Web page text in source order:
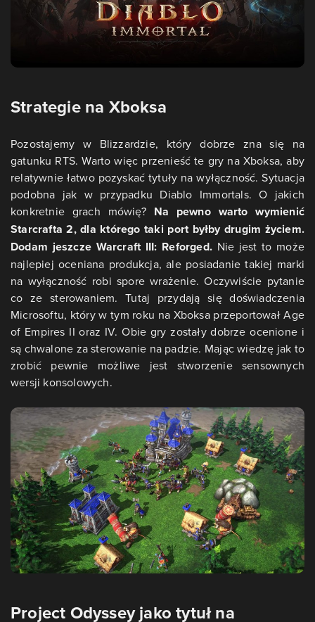
Strategie na Xboksa
Pozostajemy w Blizzardzie, który dobrze zna się na
gatunku RTS. Warto więc przenieść te gry na Xboksa, aby
relatywnie łatwo pozyskać tytuły na wyłączność. Sytuacja
podobna jak w przypadku Diablo Immortals. O jakich
konkretnie grach mówię? Na pewno warto wymienić
Starcrafta 2, dla którego taki port byłby drugim życiem.
Dodam jeszcze Warcraft III: Reforged. Nie jest to może
najlepiej oceniana produkcja, ale posiadanie takiej marki
na wyłączność robi spore wrażenie. Oczywiście pytanie
co ze sterowaniem. Tutaj przydają się doświadczenia
Microsoftu, który w tym roku na Xboksa przeportował Age
of Empires II oraz IV. Obie gry zostały dobrze ocenione i
są chwalone za sterowanie na padzie. Mając wiedzę jak to
zrobić pewnie możliwe jest stworzenie sensownych
wersji konsolowych.
Project Odyssey jako tytuł na